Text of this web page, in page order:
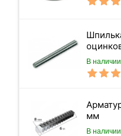
В наличии
мм
В наличии